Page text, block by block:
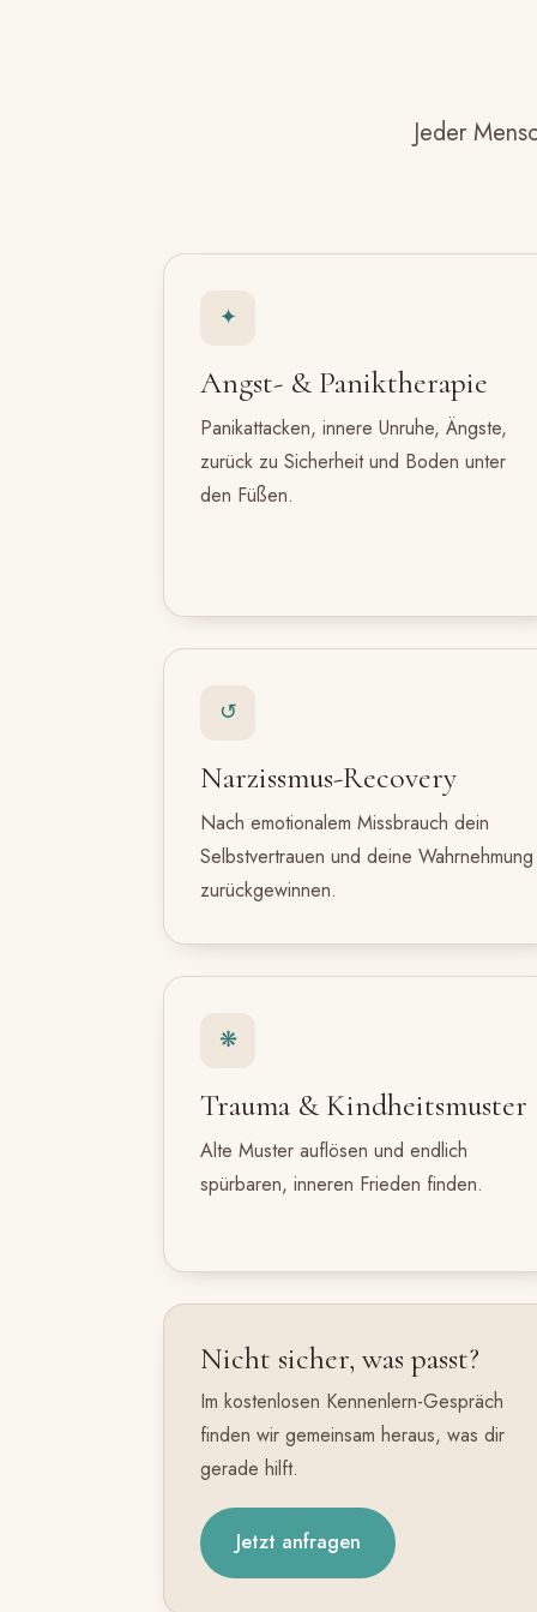
Jeder
✦
Angst- & Paniktherapie
Panikattacken, innere Unruhe, Ängste,
zurück zu Sicherheit und Boden unter
den Füßen.
↺
Narzissmus-Recovery
Nach emotionalem Missbrauch dein
Selbstvertrauen und deine Wahrnehmung
zurückgewinnen.
❋
Trauma & Kindheitsmuster
Alte Muster auflösen und endlich
spürbaren, inneren Frieden finden.
Nicht sicher, was passt?
Im kostenlosen Kennenlern-Gespräch
finden wir gemeinsam heraus, was dir
gerade hilft.
Jetzt anfragen